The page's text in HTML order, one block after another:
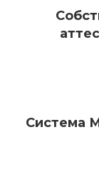
Система